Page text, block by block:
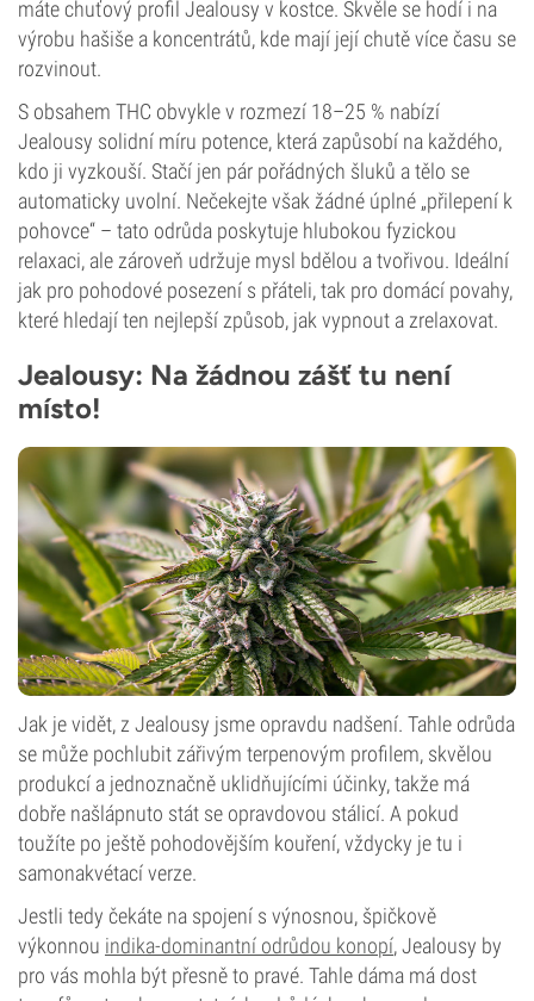
máte chuťový profil Jealousy v kostce. Skvěle se hodí i na
výrobu hašiše a koncentrátů, kde mají její chutě více času se
rozvinout.
S obsahem THC obvykle v rozmezí 18–25 % nabízí
Jealousy solidní míru potence, která zapůsobí na každého,
kdo ji vyzkouší. Stačí jen pár pořádných šluků a tělo se
automaticky uvolní. Nečekejte však žádné úplné „přilepení k
pohovce“ – tato odrůda poskytuje hlubokou fyzickou
relaxaci, ale zároveň udržuje mysl bdělou a tvořivou. Ideální
jak pro pohodové posezení s přáteli, tak pro domácí povahy,
které hledají ten nejlepší způsob, jak vypnout a zrelaxovat.
Jealousy: Na žádnou zášť tu není
místo!
Jak je vidět, z Jealousy jsme opravdu nadšení. Tahle odrůda
se může pochlubit zářivým terpenovým profilem, skvělou
produkcí a jednoznačně uklidňujícími účinky, takže má
dobře našlápnuto stát se opravdovou stálicí. A pokud
toužíte po ještě pohodovějším kouření, vždycky je tu i
samonakvétací verze.
Jestli tedy čekáte na spojení s výnosnou, špičkově
výkonnou indika-dominantní odrůdou konopí, Jealousy by
pro vás mohla být přesně to pravé. Tahle dáma má dost